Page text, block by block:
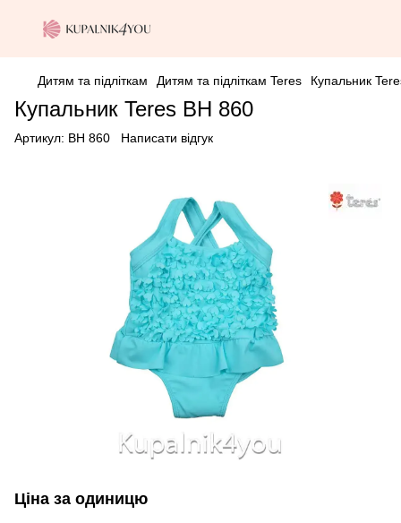
Дитям та підліткам Дитям та підліткам Teres Купальник
Купальник Teres BH 860
Артикул: BH 860 Написати відгук
Ціна за одиницю